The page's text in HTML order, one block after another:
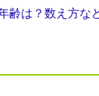
齢は？数え方な